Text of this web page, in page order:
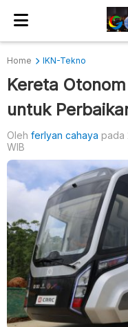
Home IKN-Tekno
Kereta
untuk
Oleh ferlyan cahaya pada
WIB